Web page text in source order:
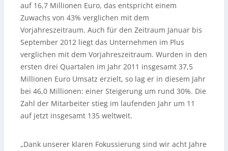
auf 16,7 Millionen Euro, das entspricht einem
Zuwachs von 43% verglichen mit dem
Vorjahreszeitraum. Auch für den Zeitraum Januar bis
September 2012 liegt das Unternehmen im Plus
verglichen mit dem Vorjahreszeitraum. Wurden in den
ersten drei Quartalen im Jahr 2011 insgesamt 37,5
Millionen Euro Umsatz erzielt, so lag er in diesem Jahr
bei 46,0 Millionen: einer Steigerung um rund 30%. Die
Zahl der Mitarbeiter stieg im laufenden Jahr um 11
auf jetzt insgesamt 135 weltweit.
„Dank unserer klaren Fokussierung sind wir acht Jahre